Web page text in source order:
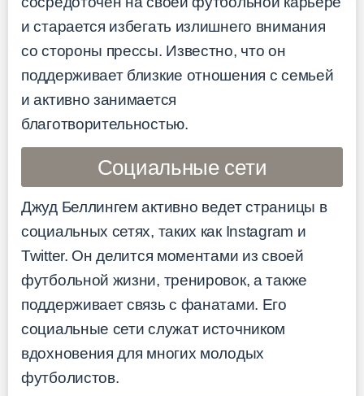
и старается избегать излишнего внимания
со стороны прессы. Известно, что он
поддерживает близкие отношения с семьей
и активно занимается
благотворительностью.
Социальные сети
Джуд Беллингем активно ведет страницы в
социальных сетях, таких как Instagram и
Twitter. Он делится моментами из своей
футбольной жизни, тренировок, а также
поддерживает связь с фанатами. Его
социальные сети служат источником
вдохновения для многих молодых
футболистов.